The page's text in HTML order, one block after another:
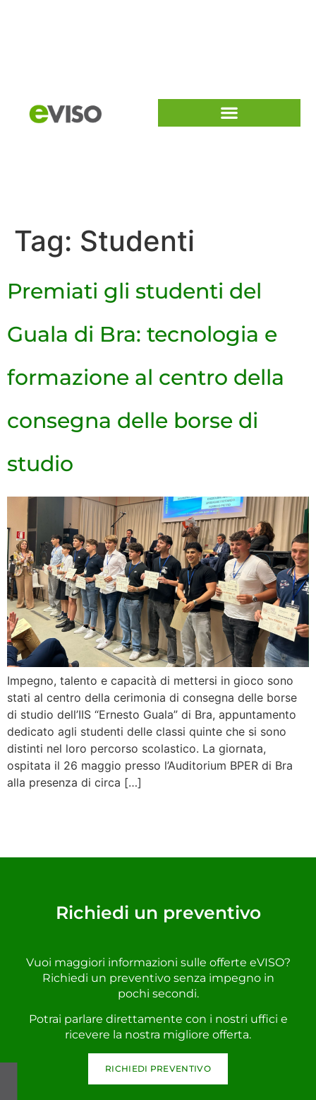
Tag: Studenti
Premiati gli studenti del
Guala di Bra: tecnologia e
formazione al centro della
consegna delle borse di
studio
Impegno, talento e capacità di mettersi in gioco sono
stati al centro della cerimonia di consegna delle borse
di studio dell’IIS “Ernesto Guala” di Bra, appuntamento
dedicato agli studenti delle classi quinte che si sono
distinti nel loro percorso scolastico. La giornata,
ospitata il 26 maggio presso l’Auditorium BPER di Bra
alla presenza di circa […]
Richiedi un preventivo
Vuoi maggiori informazioni sulle offerte eVISO?
Richiedi un preventivo senza impegno in
pochi secondi.
Potrai parlare direttamente con i nostri uffici e
ricevere la nostra migliore offerta.
RICHIEDI PREVENTIVO